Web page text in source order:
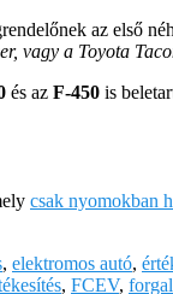
az első
vagy a Toyota
és az F-450 is
csak nyomokban
, elektromos autó,
, FCEV,